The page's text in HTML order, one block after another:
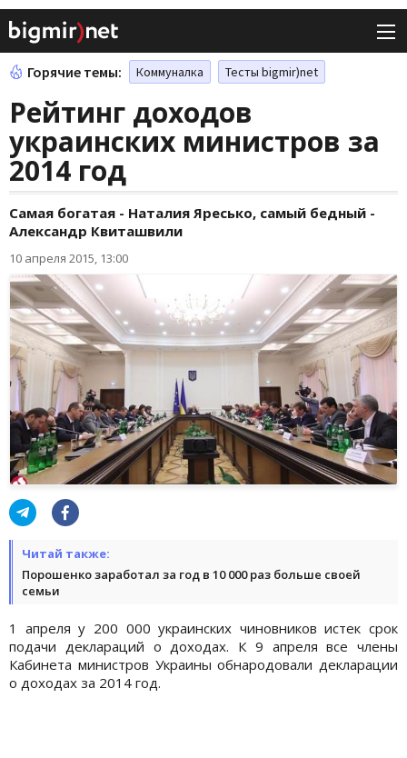
Горячие темы: Коммуналка Тесты bigmir)net
Рейтинг доходов
украинских министров за
2014 год
Самая богатая - Наталия Яресько, самый бедный -
Александр Квиташвили
10 апреля 2015, 13:00
Читай также:
Порошенко заработал за год в 10 000 раз больше своей
семьи
1 апреля у 200 000 украинских чиновников истек срок
подачи деклараций о доходах. К 9 апреля все члены
Кабинета министров Украины обнародовали декларации
о доходах за 2014 год.